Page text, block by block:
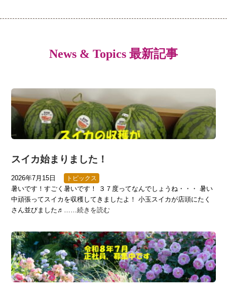
News & Topics 最新記事
スイカ始まりました！
2026年7月15日 トピックス
暑いです！すごく暑いです！ ３７度ってなんでしょうね・・・ 暑い
中頑張ってスイカを収穫してきましたよ！ 小玉スイカが店頭にたく
さん並びました♬……続きを読む